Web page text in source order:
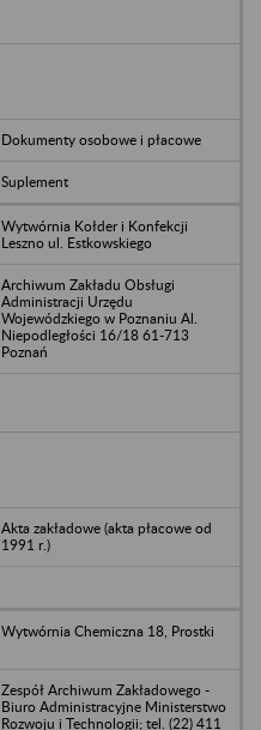
Dokumenty osobowe i płacowe
Suplement
Wytwórnia Kołder i Konfekcji
Leszno ul. Estkowskiego
Archiwum Zakładu Obsługi
Administracji Urzędu
Wojewódzkiego w Poznaniu Al.
Niepodległości 16/18 61-713
Poznań
Akta zakładowe (akta płacowe od
1991 r.)
Wytwórnia Chemiczna 18, Prostki
Zespół Archiwum Zakładowego -
Biuro Administracyjne Ministerstwo
Rozwoju i Technologii; tel. (22) 411